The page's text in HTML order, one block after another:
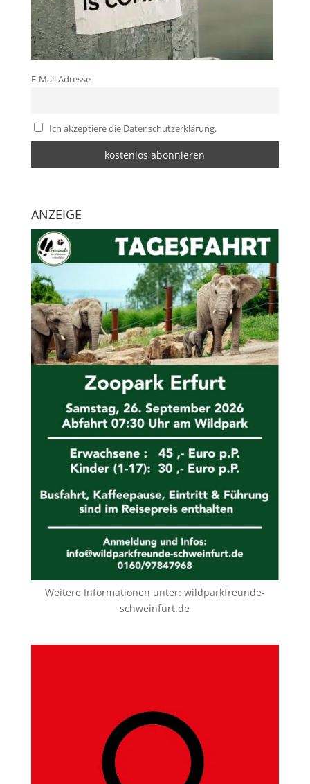
E-Mail Adresse
Ich akzeptiere die Datenschutzerklärung.
ANZEIGE
Weitere Informationen unter: wildparkfreunde-
schweinfurt.de